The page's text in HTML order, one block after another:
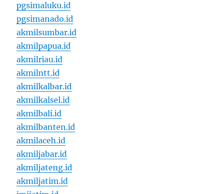
pgsimaluku.id
pgsimanado.id
akmilsumbar.id
akmilpapua.id
akmilriau.id
akmilntt.id
akmilkalbar.id
akmilkalsel.id
akmilbali.id
akmilbanten.id
akmilaceh.id
akmiljabar.id
akmiljateng.id
akmiljatim.id